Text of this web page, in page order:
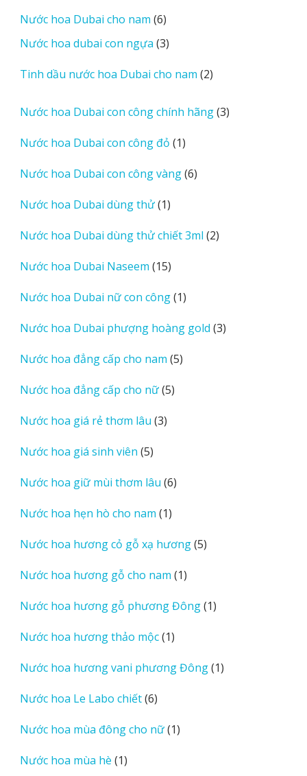
Nước hoa Dubai cho nam 66
sản
phẩm
Nước hoa dubai con ngựa 33
phẩm
Tinh dầu nước hoa Dubai cho nam 22
phẩm
Nước hoa Dubai con công chính hãng 33
Nước hoa Dubai con công đỏ 11
phẩm
Nước hoa Dubai con công vàng 66
Nước hoa Dubai dùng thử 11
phẩm
Nước hoa Dubai dùng thử chiết 3ml 22
Nước hoa Dubai Naseem 1515
phẩm
Nước hoa Dubai nữ con công 11
phẩm
Nước hoa Dubai phượng hoàng gold 33
Nước hoa đẳng cấp cho nam 55
Nước hoa đẳng cấp cho nữ 55
Nước hoa giá rẻ thơm lâu 33
Nước hoa giá sinh viên 55
phẩm
Nước hoa giữ mùi thơm lâu 66
Nước hoa hẹn hò cho nam 11
phẩm
Nước hoa hương cỏ gỗ xạ hương 55
Nước hoa hương gỗ cho nam 11
phẩm
Nước hoa hương gỗ phương Đông 11
Nước hoa hương thảo mộc 11
phẩm
Nước hoa hương vani phương Đông 11
Nước hoa Le Labo chiết 66
phẩm
Nước hoa mùa đông cho nữ 11
Nước hoa mùa hè 11